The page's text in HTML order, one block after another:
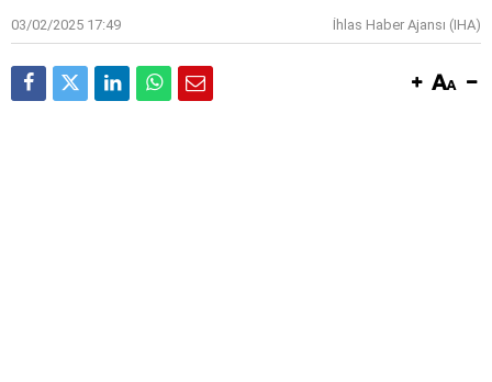
03/02/2025 17:49 İhlas Haber Ajansı (IHA)